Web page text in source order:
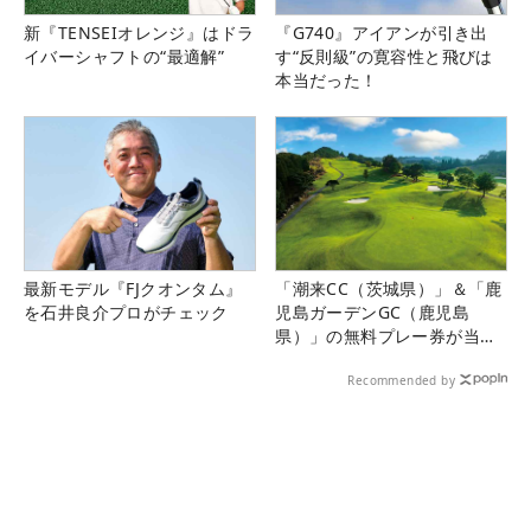
新『TENSEIオレンジ』はドラ
イバーシャフトの“最適解”
『G740』アイアンが引き出
す“反則級”の寛容性と飛びは
本当だった！
最新モデル『FJクオンタム』
を石井良介プロがチェック
「潮来CC（茨城県）」＆「鹿
児島ガーデンGC（鹿児島
県）」の無料プレー券が当た
Recommended by